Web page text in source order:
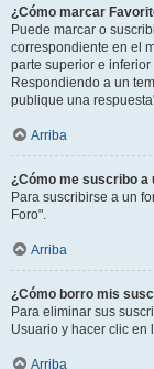
¿Cómo marcar
Puede marcar o
correspondiente en el
parte superior e
Respondiendo a un
publique una
Arriba
¿Cómo me suscribo a
Para suscribirse a un
Foro".
Arriba
¿Cómo borro mis
Para eliminar sus
Usuario y hacer clic en
Arriba